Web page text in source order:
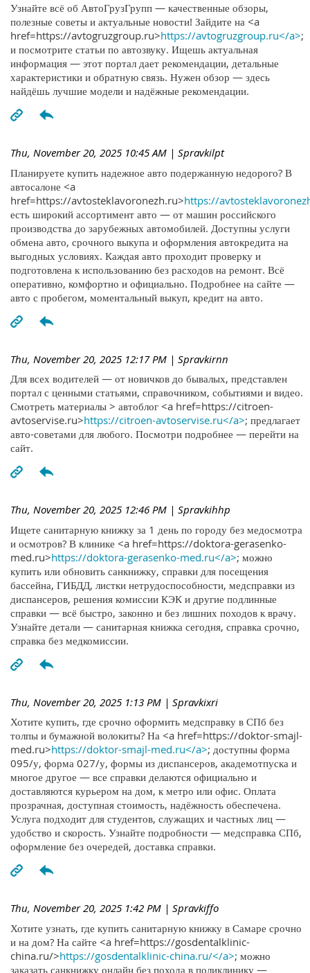
Узнайте всё об АвтоГрузГрупп — качественные обзоры,
полезные советы и актуальные новости! Зайдите на <a
href=https://avtogruzgroup.ru>https://avtogruzgroup.ru</a>;
и посмотрите статьи по автозвуку. Ищешь актуальная
информация — этот портал дает рекомендации, детальные
характеристики и обратную связь. Нужен обзор — здесь
найдёшь лучшие модели и надёжные рекомендации.
Thu, November 20, 2025 10:45 AM | Spravkilpt
Планируете купить надежное авто подержанную недорого? В
автосалоне <a
href=https://avtosteklavoronezh.ru>https://
есть широкий ассортимент авто — от машин российского
производства до зарубежных автомобилей. Доступны услуги
обмена авто, срочного выкупа и оформления автокредита на
выгодных условиях. Каждая авто проходит проверку и
подготовлена к использованию без расходов на ремонт. Всё
оперативно, комфортно и официально. Подробнее на сайте —
авто с пробегом, моментальный выкуп, кредит на авто.
Thu, November 20, 2025 12:17 PM | Spravkirnn
Для всех водителей — от новичков до бывалых, представлен
портал с ценными статьями, справочником, событиями и видео.
Смотреть материалы > автоблог <a href=https://citroen-
avtoservise.ru>https://citroen-avtoservise.ru</a>; предлагает
авто-советами для любого. Посмотри подробнее — перейти на
сайт.
Thu, November 20, 2025 12:46 PM | Spravkihhp
Ищете санитарную книжку за 1 день по городу без медосмотра
и осмотров? В клинике <a href=https://doktora-gerasenko-
med.ru>https://doktora-gerasenko-med.ru</a>; можно
купить или обновить санкнижку, справки для посещения
бассейна, ГИБДД, листки нетрудоспособности, медсправки из
диспансеров, решения комиссии КЭК и другие подлинные
справки — всё быстро, законно и без лишних походов к врачу.
Узнайте детали — санитарная книжка сегодня, справка срочно,
справка без медкомиссии.
Thu, November 20, 2025 1:13 PM | Spravkixri
Хотите купить, где срочно оформить медсправку в СПб без
толпы и бумажной волокиты? На <a href=https://doktor-smajl-
med.ru>https://doktor-smajl-med.ru</a>; доступны форма
095/у, форма 027/у, формы из диспансеров, академотпуска и
многое другое — все справки делаются официально и
доставляются курьером на дом, к метро или офис. Оплата
прозрачная, доступная стоимость, надёжность обеспечена.
Услуга подходит для студентов, служащих и частных лиц —
удобство и скорость. Узнайте подробности — медсправка СПб,
оформление без очередей, доставка справки.
Thu, November 20, 2025 1:42 PM | Spravkiffo
Хотите узнать, где купить санитарную книжку в Самаре срочно
и на дом? На сайте <a href=https://gosdentalklinic-
china.ru/>https://gosdentalklinic-china.ru/</a>; можно
заказать санкнижку онлайн без похода в поликлинику —